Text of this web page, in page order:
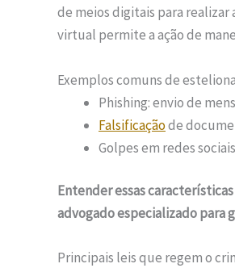
de meios digitais para realizar
virtual permite a ação de
Exemplos comuns de
Phishing: envio de
Falsificaçãode
Golpes em redes
Entender essas
advogado especializado para
Principais leis que regem o